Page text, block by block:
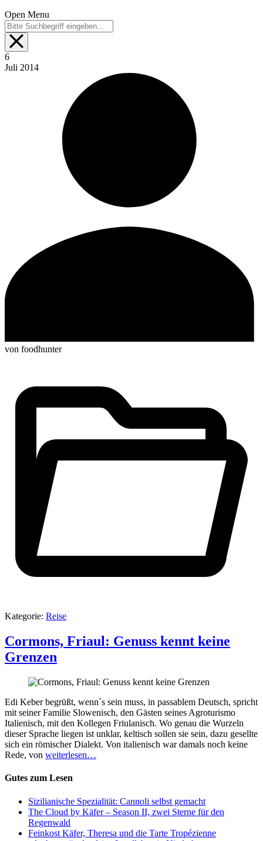
Open Menu
6
Juli 2014
von foodhunter
Kategorie: Reise
Cormons, Friaul: Genuss kennt keine
Grenzen
Edi Keber begrüßt, wenn´s sein muss, in passablem Deutsch, spricht
mit seiner Familie Slowenisch, den Gästen seines Agroturismo
Italienisch, mit den Kollegen Friulanisch. Wo genau die Wurzeln
dieser Sprache liegen ist unklar, keltisch sollen sie sein, dazu gesellte
sich ein römischer Dialekt. Von italienisch war damals noch keine
Rede, von weiterlesen…
Gutes zum Lesen
Sizilianische Spezialität: Cannoli selbst gemacht
The Cloud by Käfer – Season II, zwei Sterne für den
Regenwald
Feinkost Käfer, Theresa und die Tarte Tropézienne